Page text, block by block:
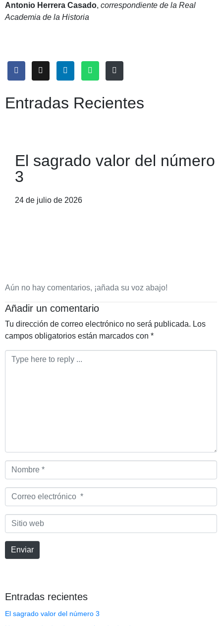
Antonio Herrera Casado, correspondiente de la Real
Academia de la Historia
Entradas Recientes
El sagrado valor del número
3
24 de julio de 2026
Aún no hay comentarios, ¡añada su voz abajo!
Añadir un comentario
Tu dirección de correo electrónico no será publicada. Los
campos obligatorios están marcados con *
Comentario
Nombre
*
Correo
electrónico
*Sitio
web
Enviar
Entradas recientes
El sagrado valor del número 3